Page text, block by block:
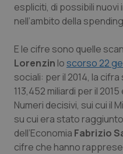
Liguria
Lombardia
Marche
Molise
Piemonte
Disturbi dell’umore
Dolore
Donna & Salute
Epatiti
HIV
espliciti, di possibili
nell’ambito della
E le cifre sono quelle
Lorenzin loscorso 22
sociali: per il 2014, la
113,452 miliardi per il
Numeri decisivi, sui cui il
su cui era stato
dell’Economia Fabrizio
cifre che hanno